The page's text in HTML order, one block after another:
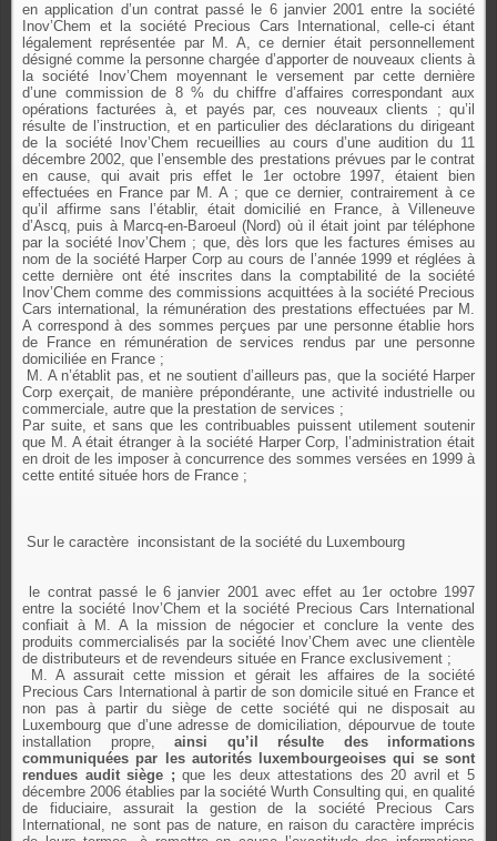
en application d’un contrat passé le 6 janvier 2001 entre la société
Inov’Chem et la société Precious Cars International, celle-ci étant
légalement représentée par M. A, ce dernier était personnellement
désigné comme la personne chargée d’apporter de nouveaux clients à
la société Inov’Chem moyennant le versement par cette dernière
d’une commission de 8 % du chiffre d’affaires correspondant aux
opérations facturées à, et payés par, ces nouveaux clients ; qu’il
résulte de l’instruction, et en particulier des déclarations du dirigeant
de la société Inov’Chem recueillies au cours d’une audition du 11
décembre 2002, que l’ensemble des prestations prévues par le contrat
en cause, qui avait pris effet le 1er octobre 1997, étaient bien
effectuées en France par M. A ; que ce dernier, contrairement à ce
qu’il affirme sans l’établir, était domicilié en France, à Villeneuve
d’Ascq, puis à Marcq-en-Baroeul (Nord) où il était joint par téléphone
par la société Inov’Chem ; que, dès lors que les factures émises au
nom de la société Harper Corp au cours de l’année 1999 et réglées à
cette dernière ont été inscrites dans la comptabilité de la société
Inov’Chem comme des commissions acquittées à la société Precious
Cars international, la rémunération des prestations effectuées par M.
A correspond à des sommes perçues par une personne établie hors
de France en rémunération de services rendus par une personne
domiciliée en France ;
M. A n’établit pas, et ne soutient d’ailleurs pas, que la société Harper
Corp exerçait, de manière prépondérante, une activité industrielle ou
commerciale, autre que la prestation de services ;
Par suite, et sans que les contribuables puissent utilement soutenir
que M. A était étranger à la société Harper Corp, l’administration était
en droit de les imposer à concurrence des sommes versées en 1999 à
cette entité située hors de France ;
Sur le caractère inconsistant de la société du Luxembourg
le contrat passé le 6 janvier 2001 avec effet au 1er octobre 1997
entre la société Inov’Chem et la société Precious Cars International
confiait à M. A la mission de négocier et conclure la vente des
produits commercialisés par la société Inov’Chem avec une clientèle
de distributeurs et de revendeurs située en France exclusivement ;
M. A assurait cette mission et gérait les affaires de la société
Precious Cars International à partir de son domicile situé en France et
non pas à partir du siège de cette société qui ne disposait au
Luxembourg que d’une adresse de domiciliation, dépourvue de toute
installation propre, ainsi qu’il résulte des informations
communiquées par les autorités luxembourgeoises qui se sont
rendues audit siège ; que les deux attestations des 20 avril et 5
décembre 2006 établies par la société Wurth Consulting qui, en qualité
de fiduciaire, assurait la gestion de la société Precious Cars
International, ne sont pas de nature, en raison du caractère imprécis